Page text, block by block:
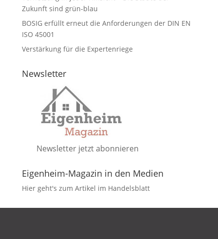
Zukunft sind grün-blau
BOSIG erfüllt erneut die Anforderungen der DIN EN
ISO 45001
Verstärkung für die Expertenriege
Newsletter
Newsletter jetzt abonnieren
Eigenheim-Magazin in den Medien
Hier geht's zum Artikel im Handelsblatt
DATENSCHUTZ